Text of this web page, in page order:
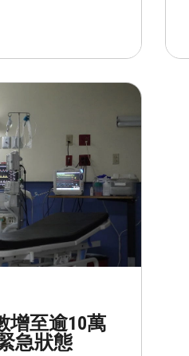
增至逾10萬
急狀態